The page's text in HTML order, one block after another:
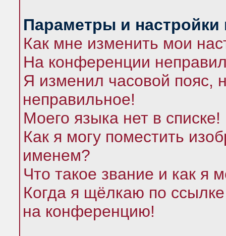
Параметры и настройки
Как мне изменить мои
На конференции
Я изменил часовой пояс,
неправильное!
Моего языка нет в списке!
Как я могу поместить
именем?
Что такое звание и как я
Когда я щёлкаю по
на конференцию!